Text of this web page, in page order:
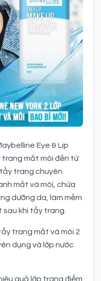
Eye & Lip
trang mắt môi đến từ
trang chuyên
mắt và môi, chứa
dưỡng da, làm mềm
khi tẩy trang.
trang mắt và môi 2
dụng và lớp nước
quả lớp trang điểm